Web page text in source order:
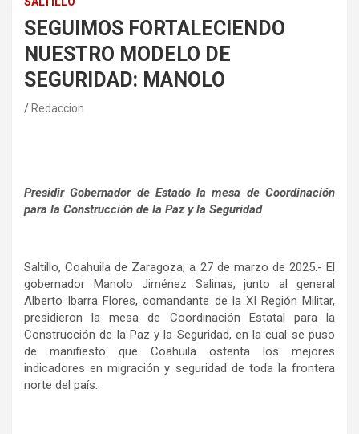
SEGUIMOS FORTALECIENDO
NUESTRO MODELO DE
SEGURIDAD: MANOLO
Redaccion
Presidir Gobernador de Estado la mesa de Coordinación
para la Construcción de la Paz y la Seguridad
Saltillo, Coahuila de Zaragoza; a 27 de marzo de 2025.- El
gobernador Manolo Jiménez Salinas, junto al general
Alberto Ibarra Flores, comandante de la XI Región Militar,
presidieron la mesa de Coordinación Estatal para la
Construcción de la Paz y la Seguridad, en la cual se puso
de manifiesto que Coahuila ostenta los mejores
indicadores en migración y seguridad de toda la frontera
norte del país.